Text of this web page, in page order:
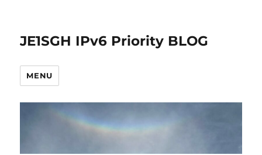
JE1SGH IPv6 Priority BLOG
MENU